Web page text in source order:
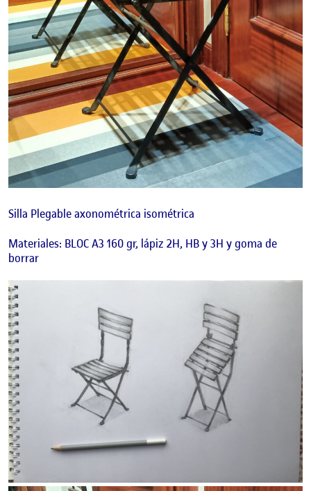
Silla Plegable axonométrica isométrica
Materiales: BLOC A3 160 gr, lápiz 2H, HB y 3H y goma de
borrar